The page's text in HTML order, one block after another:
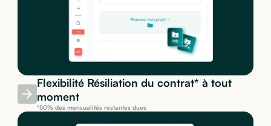
Flexibilité Résiliation du contrat* à tout
moment
*50% des mensualités restantes dues